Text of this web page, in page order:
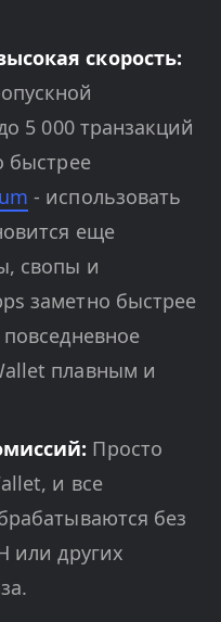
скорость:
5 000 транзакций
быстрее
- использовать
еще
свопы и
заметно быстрее
плавным и
Просто
и все
без
или других